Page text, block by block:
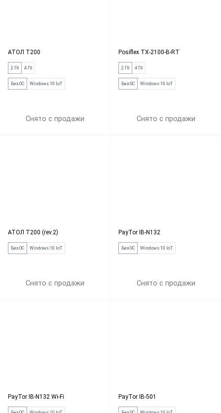
АТОЛ Т200
2 Гб 4 Гб
Без ОС Windows 10 IoT
Снято с продажи
Posiflex TX-2100-B-RT
2 Гб 4 Гб
Без ОС Windows 10 IoT
Снято с продажи
АТОЛ Т200 (rev.2)
Без ОС Windows 10 IoT
Снято с продажи
PayTor IB-N132
Без ОС Windows 10 IoT
Снято с продажи
PayTor IB-N132 Wi-Fi PayTor IB-501